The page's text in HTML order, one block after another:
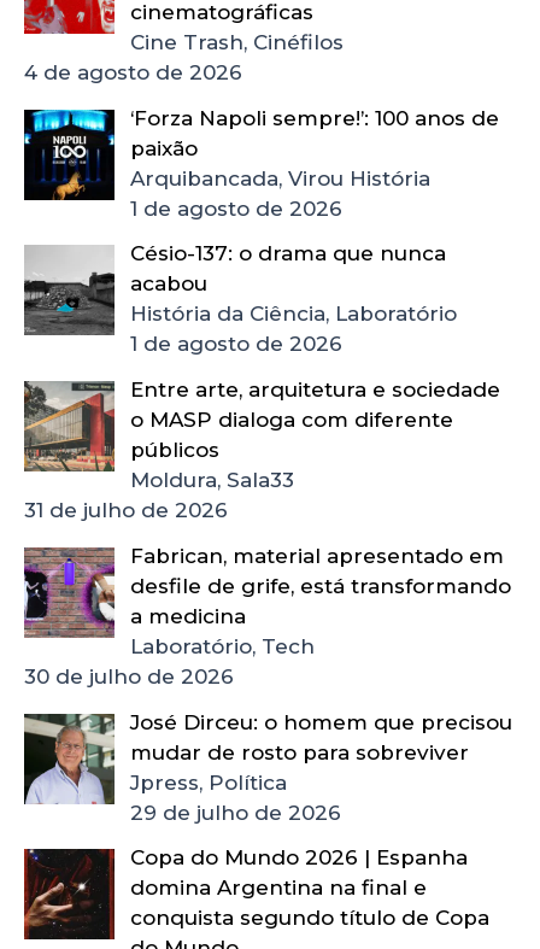
cinematográficas
Cine Trash, Cinéfilos
4 de agosto de 2026
‘Forza Napoli sempre!’: 100 anos de
paixão
Arquibancada, Virou História
1 de agosto de 2026
Césio-137: o drama que nunca
acabou
História da Ciência, Laboratório
1 de agosto de 2026
Entre arte, arquitetura e sociedade
o MASP dialoga com diferente
públicos
Moldura, Sala33
31 de julho de 2026
Fabrican, material apresentado em
desfile de grife, está transformando
a medicina
Laboratório, Tech
30 de julho de 2026
José Dirceu: o homem que precisou
mudar de rosto para sobreviver
Jpress, Política
29 de julho de 2026
Copa do Mundo 2026 | Espanha
domina Argentina na final e
conquista segundo título de Copa